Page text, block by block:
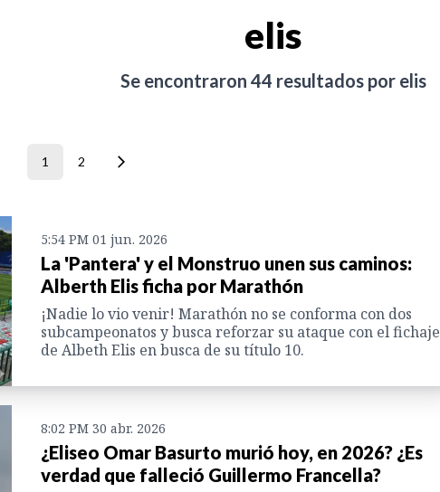
elis
Se encontraron 44 resultados por elis
1 2
5:54 PM 01 jun. 2026
La 'Pantera' y el Monstruo unen sus caminos:
Alberth Elis ficha por Marathón
¡Nadie lo vio venir! Marathón no se conforma con dos
subcampeonatos y busca reforzar su ataque con el fichaje
de Albeth Elis en busca de su título 10.
8:02 PM 30 abr. 2026
¿Eliseo Omar Basurto murió hoy, en 2026? ¿Es
verdad que falleció Guillermo Francella?